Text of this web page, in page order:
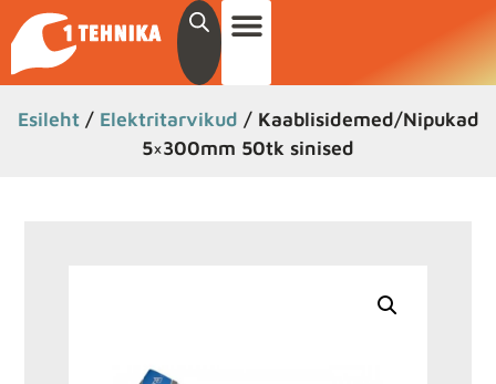
Esileht/ Elektritarvikud / Kaablisidemed/Nipukad
5×300mm 50tk sinised